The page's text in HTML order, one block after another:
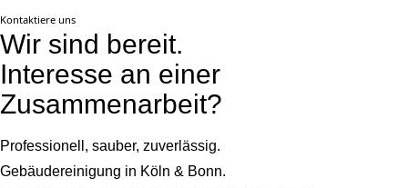
Kontaktiere uns
Wir sind bereit.
Interesse an einer
Zusammenarbeit?
Professionell, sauber, zuverlässig.
Gebäudereinigung in Köln & Bonn.